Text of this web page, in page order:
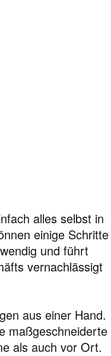
alles selbst in
einige Schritte
und führt
vernachlässigt
aus einer Hand.
maßgeschneiderte
als auch vor Ort.